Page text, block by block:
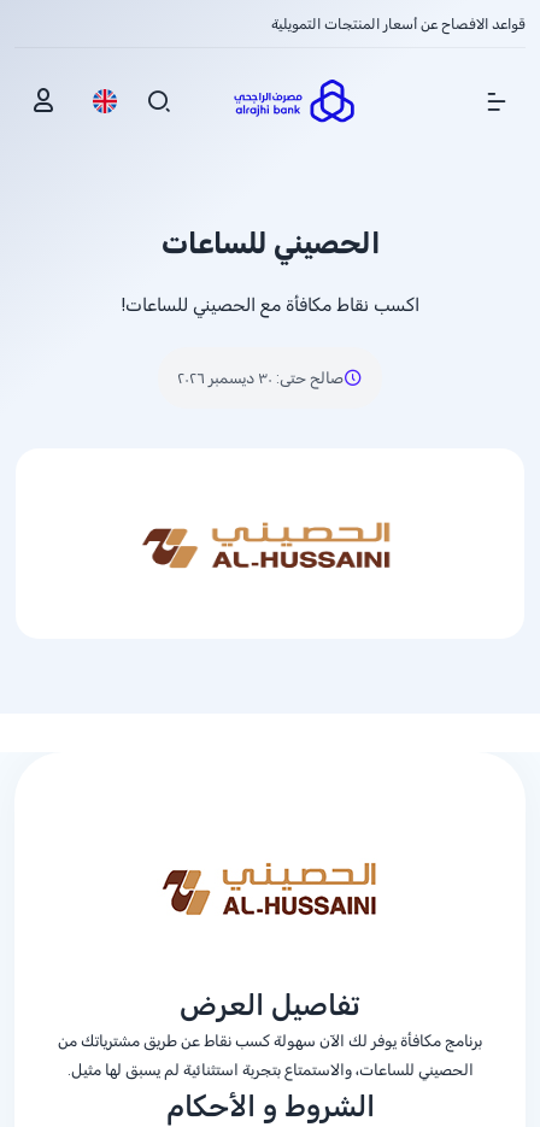
قواعد الافصاح عن أسعار المنتجات التمويلية
Show Menu
الحصيني للساعات
اكسب نقاط مكافأة مع الحصيني للساعات!
صالح حتى: ٣٠ ديسمبر ٢٠٢٦
تفاصيل العرض
برنامج مكافأة يوفر لك الآن سهولة كسب نقاط عن طريق مشترياتك من
الحصيني للساعات، والاستمتاع بتجربة استثنائية لم يسبق لها مثيل.
الشروط و الأحكام